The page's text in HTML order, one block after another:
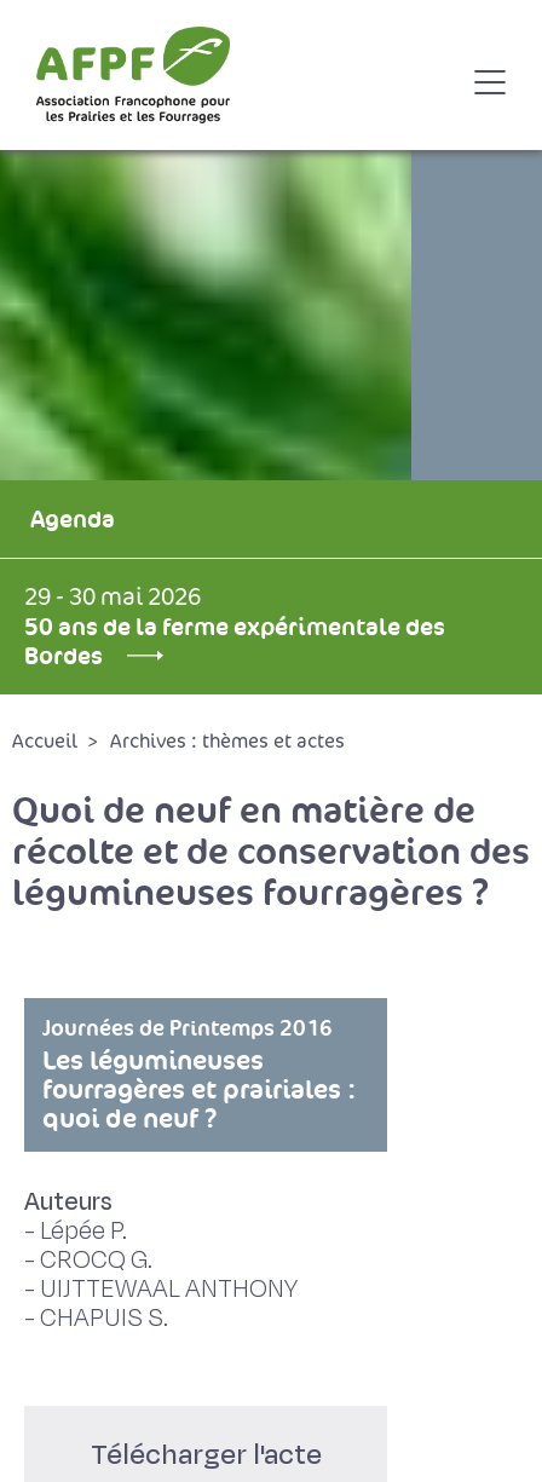
Agenda
29 - 30 mai 2026
50 ans de la ferme expérimentale des
Bordes
Accueil Archives : thèmes et actes
Quoi de neuf en matière de
récolte et de conservation des
légumineuses fourragères ?
Journées de Printemps 2016
Les légumineuses
fourragères et prairiales :
quoi de neuf ?
Auteurs
- Lépée P.
-CROCQ G.
- UIJTTEWAAL ANTHONY
-CHAPUIS S.
Télécharger l'acte